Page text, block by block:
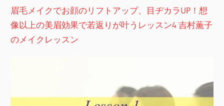
眉毛メイクでお顔のリフトアップ、目ヂカラUP！想
像以上の美眉効果で若返りが叶うレッスン4 吉村薫子
のメイクレッスン